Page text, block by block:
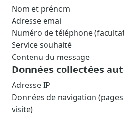
Nom et prénom
Adresse email
Numéro de téléphone
Service souhaité
Contenu du message
Données collectées
Adresse IP
Données de navigation
visite)